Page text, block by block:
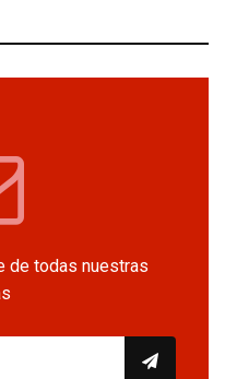
de todas nuestras